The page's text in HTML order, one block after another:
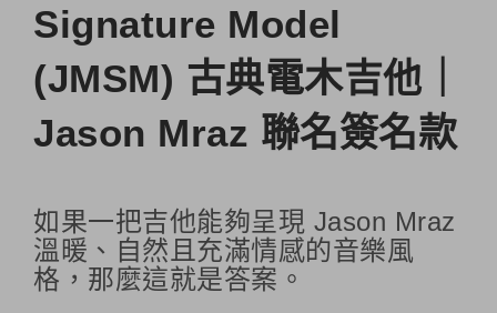
Signature Model
(JMSM) 古典電木吉他｜
Jason Mraz 聯名簽名款
如果一把吉他能夠呈現 Jason Mraz
溫暖、自然且充滿情感的音樂風
格，那麼這就是答案。